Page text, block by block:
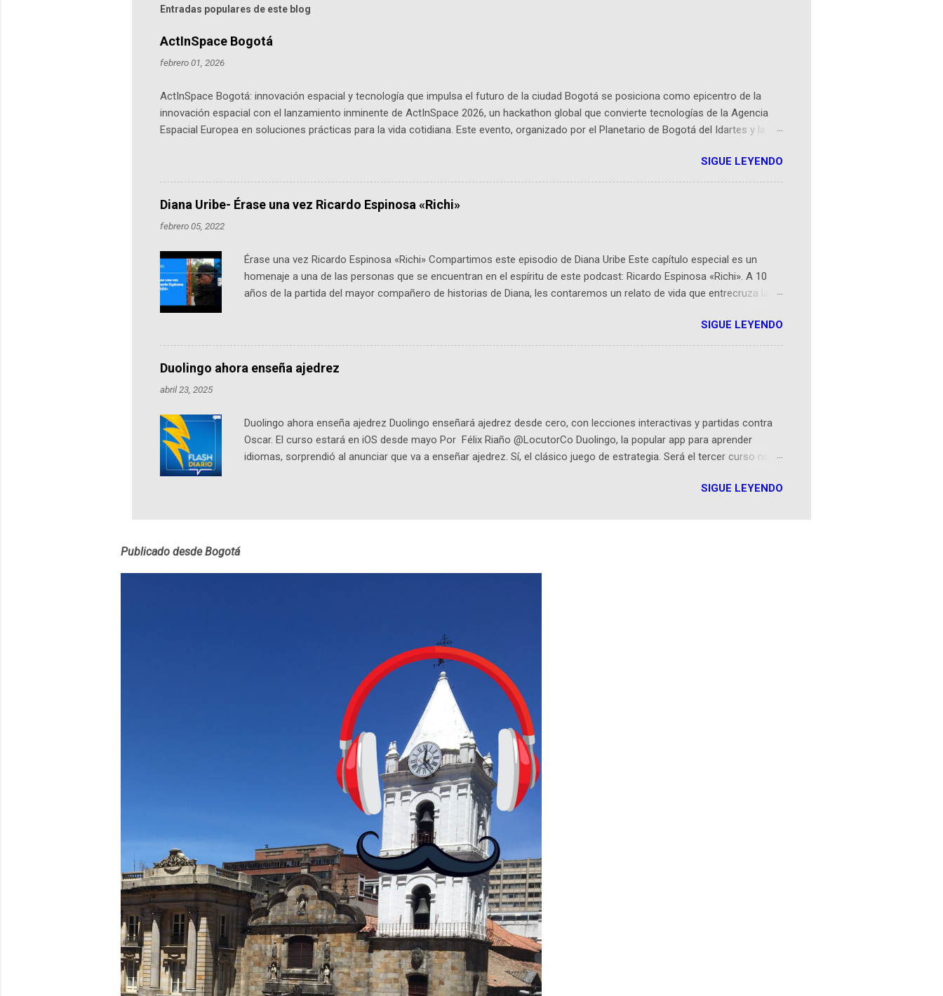
Entradas populares de este blog
ActInSpace Bogotá
febrero 01, 2026
ActInSpace Bogotá: innovación espacial y tecnología que impulsa el futuro de la ciudad Bogotá se posiciona como epicentro de la
innovación espacial con el lanzamiento inminente de ActInSpace 2026, un hackathon global que convierte tecnologías de la Agencia
Espacial Europea en soluciones prácticas para la vida cotidiana. Este evento, organizado por el Planetario de Bogotá del Idartes y la
emprendedores y estudiantes. Qué es ActInSpace y por qué importa en Bogotá ActInSpace es una competencia mundial que opera en
más de 60 ciudades, donde participantes tienen 24 horas para idear startups basadas en tecnologías espaciales como satélites y
datos orbitales. En Bogotá, arranca con un evento gratuito el 30 de enero a las 10:00 a. m. en el Planetario (calle 26B #5-93), in...
SIGUE LEYENDO
Diana Uribe- Érase una vez Ricardo Espinosa «Richi»
febrero 05, 2022
Érase una vez Ricardo Espinosa «Richi» Compartimos este episodio de Diana Uribe Este capítulo especial es un
homenaje a una de las personas que se encuentran en el espíritu de este podcast: Ricardo Espinosa «Richi». A 10
años de la partida del mayor compañero de historias de Diana, les contaremos un relato de vida que entrecruza la
podcast, de dónde viene "la fuerza poderosa", del relato viviente que encarna una joven librera de Barichara y de
nuestro protagonista: un personaje de gabán y sombrero que parecía sacado directamente de una novela de espías
Notas del episodio: -La colección Ricardo Espinosa: los cómics, las novelas y los libros reunidos por Richi hoy se
pueden consultar en la Biblioteca Luis Ángel Arango ¡Síguenos en nuestras Redes Sociales! Facebook:
SIGUE LEYENDO
Duolingo ahora enseña ajedrez
abril 23, 2025
Duolingo ahora enseña ajedrez Duolingo enseñará ajedrez desde cero, con lecciones interactivas y partidas contra
Oscar. El curso estará en iOS desde mayo Por Félix Riaño @LocutorCo Duolingo, la popular app para aprender
idiomas, sorprendió al anunciar que va a enseñar ajedrez. Sí, el clásico juego de estrategia. Será el tercer curso no
estará disponible primero en inglés. Los usuarios aprenderán desde lo más básico, como mover un alfil, hasta jugar
personajes simpáticos y ayudas visuales. ¿Será posible que una app que antes nos enseñó francés, ahora nos
SIGUE LEYENDO
Publicado desde Bogotá